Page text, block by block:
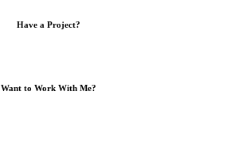
Have a Project?
Want to Work With Me?